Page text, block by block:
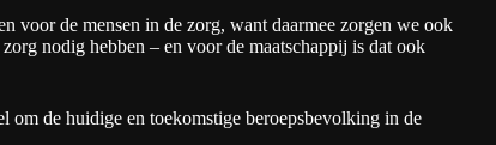
voor de mensen in de zorg, want daarmee zorgen we ook
nodig hebben – en voor de maatschappij is dat ook
om de huidige en toekomstige beroepsbevolking in de